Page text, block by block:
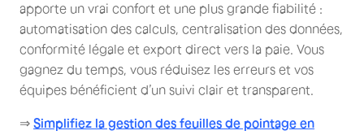
apporte un vrai confort et une plus grande fiabilité :
automatisation des calculs, centralisation des données,
conformité légale et export direct vers la paie. Vous
gagnez du temps, vous réduisez les erreurs et vos
équipes bénéficient d’un suivi clair et transparent.
⇒ Simplifiez la gestion des feuilles de pointage en